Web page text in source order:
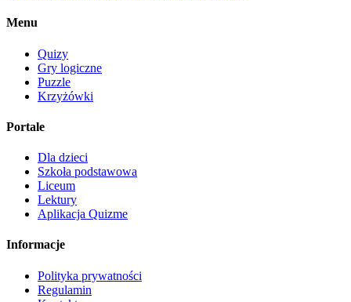
Menu
Quizy
Gry logiczne
Puzzle
Krzyżówki
Portale
Dla dzieci
Szkoła podstawowa
Liceum
Lektury
Aplikacja Quizme
Informacje
Polityka prywatności
Regulamin